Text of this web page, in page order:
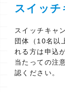
スイッチ
スイッチキャ
団体（10名以
れる方は申込
当たっての注
認ください。